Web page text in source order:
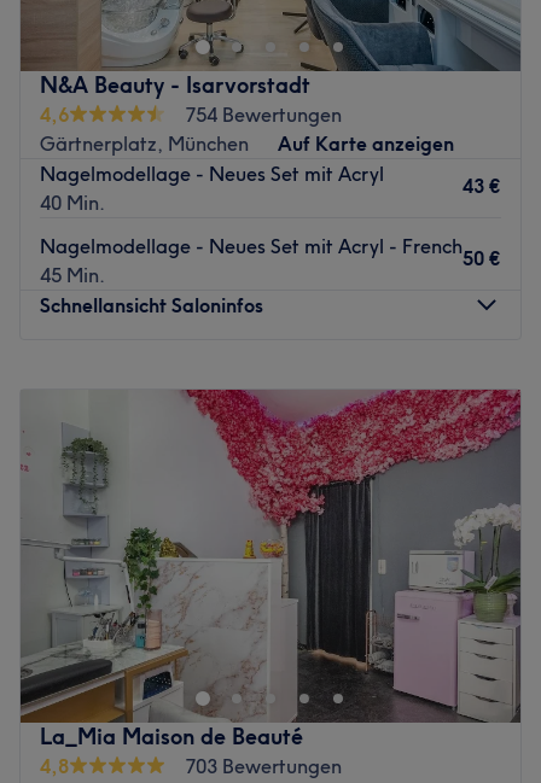
N&A Beauty - Isarvorstadt
4,6
754 Bewertungen
Gärtnerplatz, München
Auf Karte anzeigen
Nagelmodellage - Neues Set mit Acryl
40 Min.
43 €
Nagelmodellage - Neues Set mit Acryl - French
45 Min.
50 €
Schnellansicht Saloninfos
10:00–19:00
Mittwoch
10:00–19:00
Donnerstag
10:00–19:00
Freitag
10:00
Samstag
19:00
Sonntag
Geschlossen
Umwerfende Nageldesigns und umfangreiche
Nagelpflege bekommst du bei N&A Beauty Isarvorstadt
in München, Altstadt-Lehel. Eine Maniküre, eine
Nagelmodellage mit Gel im French Style oder doch lieber
ein bisschen Farbe? Auch deine Wimpern kommen hier
nicht zu kurz und du kannst außerdem aus
Waxingservices auswählen.
La_Mia Maison de Beauté
4,8
703 Bewertungen